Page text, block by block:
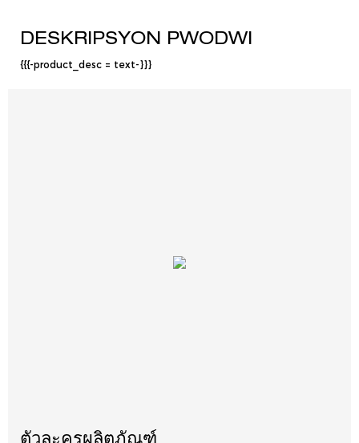
DESKRIPSYON PWODWI
{{{-product_desc = text-}}}